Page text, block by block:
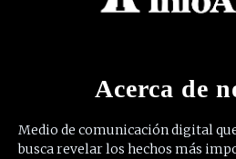
Acerca de
Medio de comunicación digital
busca revelar los hechos más